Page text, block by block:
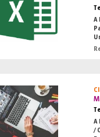
A
A
/